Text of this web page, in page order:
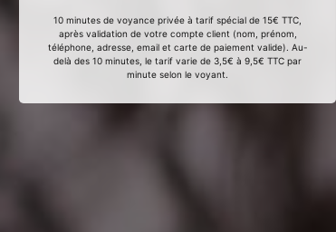
10 minutes de voyance privée à tarif spécial de 15€ TTC,
après validation de votre compte client (nom, prénom,
téléphone, adresse, email et carte de paiement valide). Au-
delà des 10 minutes, le tarif varie de 3,5€ à 9,5€ TTC par
minute selon le voyant.